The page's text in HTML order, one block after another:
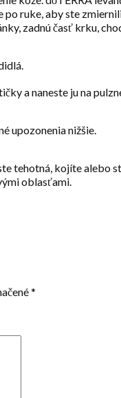
ruke, aby ste
zadnú časť krku,
a naneste ju na
upozonenia nižšie.
tehotná, kojíte alebo
oblasťami.
*